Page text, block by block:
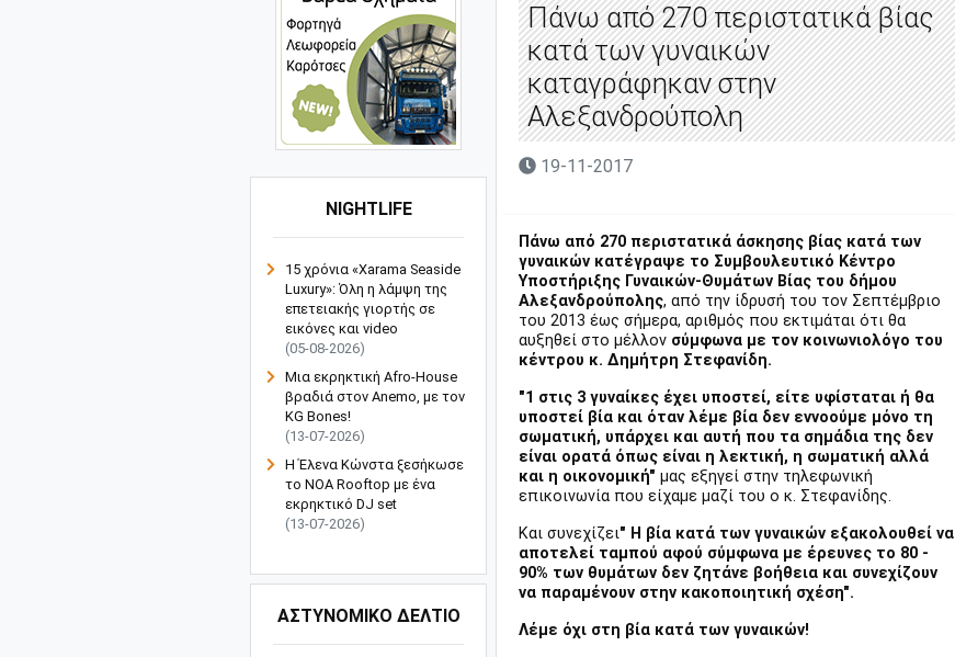
NIGHTLIFE
15 χρόνια «Xarama Seaside
Luxury»: Όλη η λάμψη της
επετειακής γιορτής σε
εικόνες και video
(05-08-2026)
Μια εκρηκτική Afro-House
βραδιά στον Anemo, με τον
KG Bones!
(13-07-2026)
Η Έλενα Κώνστα ξεσήκωσε
το NOA Rooftop με ένα
εκρηκτικό DJ set
(13-07-2026)
ΑΣΤΥΝΟΜΙΚΟ ΔΕΛΤΙΟ
Πάνω από 270 περιστατικά βίας
κατά των γυναικών
καταγράφηκαν στην
Αλεξανδρούπολη
19-11-2017
Πάνω από 270 περιστατικά άσκησης βίας κατά των
γυναικών κατέγραψε το Συμβουλευτικό Κέντρο
Υποστήριξης Γυναικών-Θυμάτων Βίας του δήμου
Αλεξανδρούπολης, από την ίδρυσή του τον Σεπτέμβριο
του 2013 έως σήμερα, αριθμός που εκτιμάται ότι θα
αυξηθεί στο μέλλον σύμφωνα με τον κοινωνιολόγο του
κέντρου κ. Δημήτρη Στεφανίδη.
"1 στις 3 γυναίκες έχει υποστεί, είτε υφίσταται ή θα
υποστεί βία και όταν λέμε βία δεν εννοούμε μόνο τη
σωματική, υπάρχει και αυτή που τα σημάδια της δεν
είναι ορατά όπως είναι η λεκτική, η σωματική αλλά
και η οικονομική" μας εξηγεί στην τηλεφωνική
επικοινωνία που είχαμε μαζί του ο κ. Στεφανίδης.
Και συνεχίζει" Η βία κατά των γυναικών εξακολουθεί να
αποτελεί ταμπού αφού σύμφωνα με έρευνες το 80 -
90% των θυμάτων δεν ζητάνε βοήθεια και συνεχίζουν
να παραμένουν στην κακοποιητική σχέση".
Λέμε όχι στη βία κατά των γυναικών!